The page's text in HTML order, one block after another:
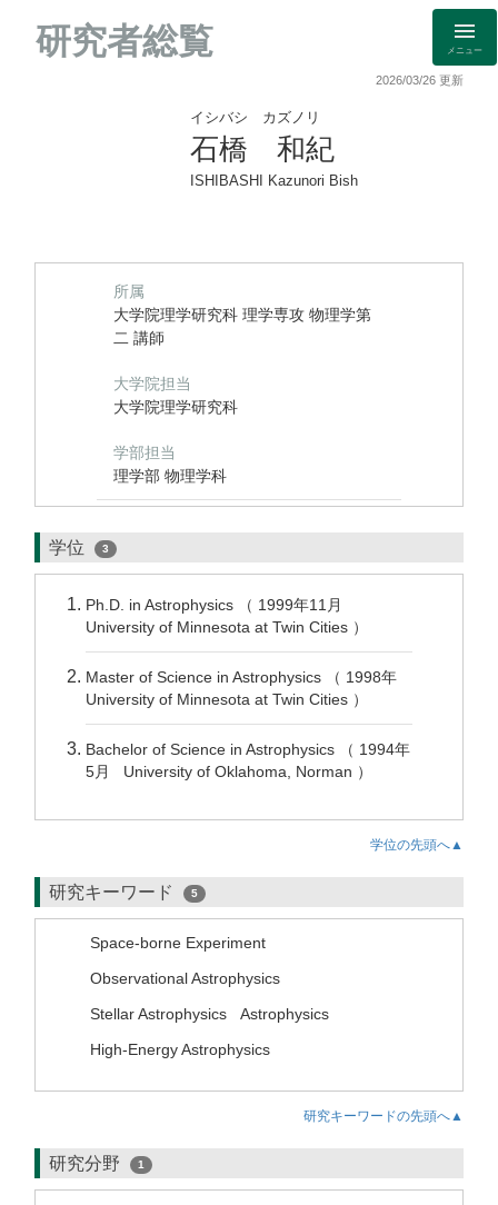
研究者総覧 メニュー
2026/03/26 更新
イシバシ カズノリ
石橋 和紀
ISHIBASHI Kazunori Bish
所属
大学院理学研究科 理学専攻 物理学第
二 講師
大学院担当
大学院理学研究科
学部担当
理学部 物理学科
学位 3
Ph.D. in Astrophysics （ 1999年11月
University of Minnesota at Twin Cities ）
Master of Science in Astrophysics （ 1998年
University of Minnesota at Twin Cities ）
Bachelor of Science in Astrophysics （ 1994年
5月 University of Oklahoma, Norman ）
学位の先頭へ▲
研究キーワード 5
Space-borne Experiment
Observational Astrophysics
Stellar Astrophysics
Astrophysics
High-Energy Astrophysics
研究キーワードの先頭へ▲
研究分野 1